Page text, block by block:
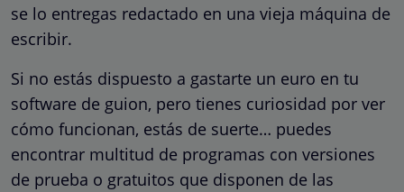
se lo entregas redactado en una vieja máquina de
escribir.
Si no estás dispuesto a gastarte un euro en tu
software de guion, pero tienes curiosidad por ver
cómo funcionan, estás de suerte… puedes
encontrar multitud de programas con versiones
de prueba o gratuitos que disponen de las